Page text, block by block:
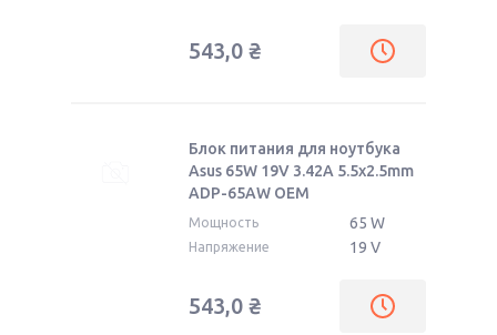
543,0 ₴
Блок питания для ноутбука
Asus 65W 19V 3.42A 5.5x2.5mm
ADP-65AW OEM
Мощность 65 W
Напряжение 19 V
543,0 ₴